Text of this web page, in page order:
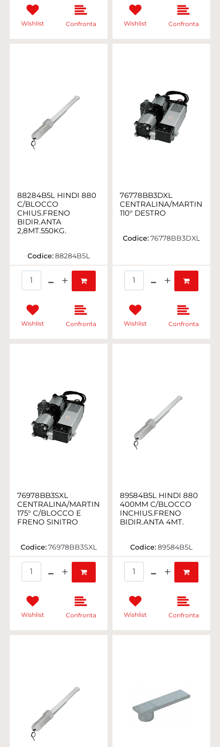
Wishlist Confronta Wishlist Confronta
88284B5L HINDI 880
C/BLOCCO
CHIUS.FRENO
BIDIR.ANTA
2,8MT.550KG.
Codice:88284B5L
Wishlist Confronta
76778BB3DXL
CENTRALINA/
110° DESTRO
Codice:76778BB3DXL
Wishlist Confronta
76978BB3SXL
CENTRALINA/MARTINETTO
175° C/BLOCCO E
FRENO SINITRO
Codice:76978BB3SXL
Wishlist Confronta
89584B5L HINDI 880
400MM C/BLOCCO
INCHIUS.FRENO
BIDIR.ANTA 4MT.
Codice:89584B5L
Wishlist Confronta